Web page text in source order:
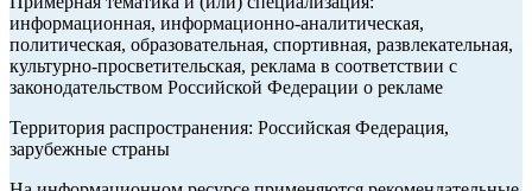
информационная, информационно-аналитическая,
политическая, образовательная, спортивная, развлекательная,
культурно-просветительская, реклама в соответствии с
законодательством Российской Федерации о рекламе
Территория распространения: Российская Федерация,
зарубежные страны